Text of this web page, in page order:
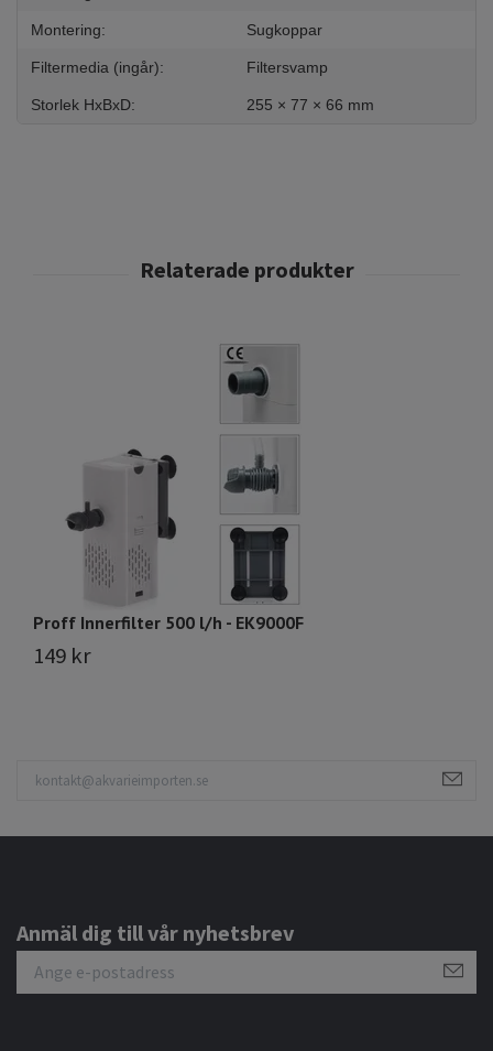
Montering: Sugkoppar
Filtermedia (ingår): Filtersvamp
Storlek HxBxD: 255 × 77 × 66 mm
Proff Innerfilter 500 l/h - EK9000F
149 kr
Anmäl dig till vår nyhetsbrev